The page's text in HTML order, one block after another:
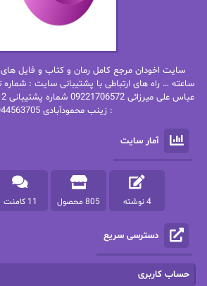
بهاره.م
بیتا فرخی
پاتریشیا ویلسون پرتو
پرستو
پرستو مهاجر
پرهام رسولی
پروانه قدیمی پروانه
پریسا شکور(طوفان خاموش)
ساعته … راه های ارتباطی با پشتیبانی سایت :
: زینب محمودآبادی 09944563705
آمار سایت
4 نوشته 805 محصول 11 کامنت
دسترسی سریع
حساب کاربری